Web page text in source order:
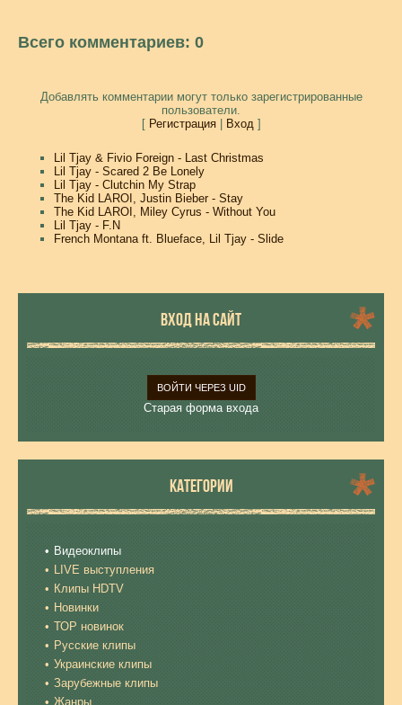
Всего комментариев: 0
Добавлять комментарии могут только зарегистрированные
пользователи.
[ Регистрация| Вход]
Lil Tjay & Fivio Foreign - Last Christmas
Lil Tjay - Scared 2 Be Lonely
Lil Tjay - Clutchin My Strap
The Kid LAROI, Justin Bieber - Stay
The Kid LAROI, Miley Cyrus - Without You
Lil Tjay - F.N
French Montana ft. Blueface, Lil Tjay - Slide
ВХОД НА САЙТ
ВОЙТИ ЧЕРЕЗ UID
Старая форма входа
КАТЕГОРИИ
Видеоклипы
LIVE выступления
Клипы HDTV
Новинки
ТОР новинок
Русские клипы
Украинские клипы
Зарубежные клипы
Жанры